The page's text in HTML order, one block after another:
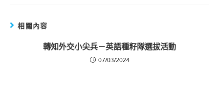
相關內容
轉知外交小尖兵－英語種籽隊選拔活動
07/03/2024